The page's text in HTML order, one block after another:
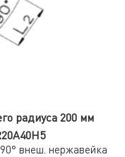
радиуса 200 мм
внеш. нержавейка